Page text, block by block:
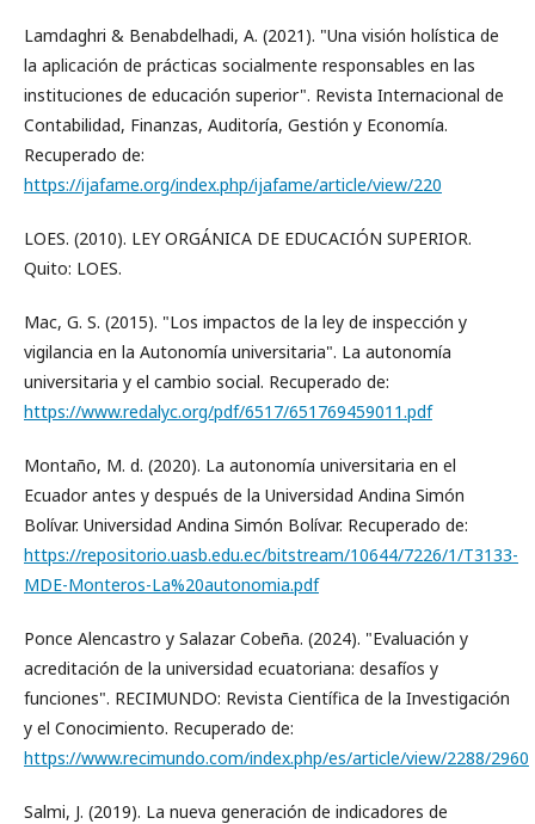
Lamdaghri & Benabdelhadi, A. (2021). "Una visión holística de
la aplicación de prácticas socialmente responsables en las
instituciones de educación superior". Revista Internacional de
Contabilidad, Finanzas, Auditoría, Gestión y Economía.
Recuperado de:
https://ijafame.org/index.php/ijafame/article/view/220
LOES. (2010). LEY ORGÁNICA DE EDUCACIÓN SUPERIOR.
Quito: LOES.
Mac, G. S. (2015). "Los impactos de la ley de inspección y
vigilancia en la Autonomía universitaria". La autonomía
universitaria y el cambio social. Recuperado de:
https://www.redalyc.org/pdf/6517/651769459011.pdf
Montaño, M. d. (2020). La autonomía universitaria en el
Ecuador antes y después de la Universidad Andina Simón
Bolívar. Universidad Andina Simón Bolívar. Recuperado de:
https://repositorio.uasb.edu.ec/bitstream/10644/7226/1/T3133-
MDE-Monteros-La%20autonomia.pdf
Ponce Alencastro y Salazar Cobeña. (2024). "Evaluación y
acreditación de la universidad ecuatoriana: desafíos y
funciones". RECIMUNDO: Revista Científica de la Investigación
y el Conocimiento. Recuperado de:
https://www.recimundo.com/index.php/es/article/view/2288/2960
Salmi, J. (2019). La nueva generación de indicadores de